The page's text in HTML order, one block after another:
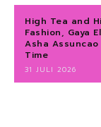
High Tea and
Fashion, Gaya
Asha Assuncao
Time
31 JULI 2026